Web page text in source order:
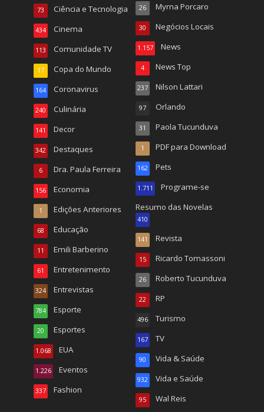
Ciência e Tecnologia
73
Cinema
434
Comunidade TV
113
Copa do Mundo
17
Coronavirus
164
Culinária
240
Decor
141
Destaques
342
Dra. Paula Ferreira
6
Economia
156
Edições Anteriores
1
Educação
68
Emili Barberino
11
Entretenimento
61
Entrevistas
324
Esporte
784
Esportes
20
EUA
1.068
Eventos
1.226
Fashion
337
Myrna Porcaro
26
Negócios Locais
30
News
1.157
News Top
4
Nilson Lattari
237
Orlando
97
Paola Tucunduva
31
PDF para Download
1
Pets
162
Programe-se
1.711
Resumo das Novelas
410
Revista
141
Ricardo Tomassoni
15
Roberto Tucunduva
26
RP
22
Turismo
496
TV
167
Vida & Saúde
90
Vida e Saúde
932
Wal Reis
95